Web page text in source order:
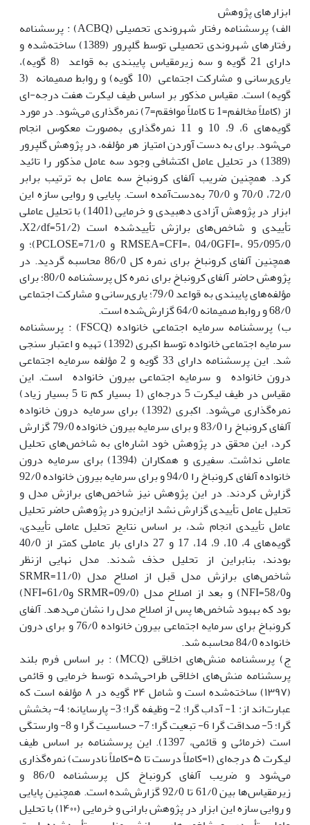
ابزارهای پژوهش
الف) پرسشنامه رفتار شهروندی تحصیلی (ACBQ) : پرسشنامه
رفتارهای شهروندی تحصیلی توسط گلپرور (1389) ساخته‌شده و
دارای 21 گویه و سه زیرمقیاس پایبندی به قواعد (8 گویه)،
یاری‌رسانی و مشارکت اجتماعی (10 گویه) و روابط صمیمانه (3
گویه) است. مقیاس مذکور بر اساس طیف لیکرت هفت درجه-ای
از (کاملاً مخالفم=1 تا کاملاً موافقم=7) نمره‌گذاری می‌شود. در مورد
گویه‌های 6، 9، 10 و 11 نمره‌گذاری به‌صورت معکوس انجام
می‌شود. برای به دست آوردن امتیاز هر مؤلفه، در پژوهش گلپرور
(1389) در تحلیل عامل اکتشافی وجود سه عامل مذکور را تائید
کرد. همچنین ضریب آلفای کرونباخ سه عامل به ترتیب برابر
72/0، 70/0 و 70/0 به‌دست‌آمده است. پایایی و روایی سازه این
ابزار در پژوهش آزادی دهبیدی و خرمایی (1401) با تحلیل عاملی
تأییدی و شاخص‌های برازش تأییدشده است (51/2‏‎X2/df=‎‏،
95/0‏GFI=‎،‎ 95/0‏CFI=‎، 04/0‏RMSEA=‎‏ و ‏‏71/0‏PCLOSE=‎‏)؛ و
همچنین آلفای کرونباخ برای نمره کل 86/0 محاسبه گردید. در
پژوهش حاضر آلفای کرونباخ برای نمره کل پرسشنامه 80/0؛ برای
مؤلفه‌های پایبندی به قواعد 79/0؛ یاری‌رسانی و مشارکت اجتماعی
68/0 و روابط صمیمانه 64/0 گزارش‌شده است.
ب) پرسشنامه سرمایه اجتماعی خانواده (FSCQ) : پرسشنامه
سرمایه اجتماعی خانواده توسط اکبری (1392) تهیه و اعتبار سنجی
شد. این پرسشنامه دارای 33 گویه و 2 مؤلفه سرمایه اجتماعی
درون خانواده و سرمایه اجتماعی بیرون خانواده است. این
مقیاس در طیف لیکرت 5 درجه‌ای (1 بسیار کم تا 5 بسیار زیاد)
نمره‌گذاری می‌شود. اکبری (1392) برای سرمایه درون خانواده
آلفای کرونباخ را 83/0 و برای سرمایه بیرون خانواده 79/0 گزارش
کرد، این محقق در پژوهش خود اشاره‌ای به شاخص‌های تحلیل
عاملی نداشت. سفیری و همکاران (1394) برای سرمایه درون
خانواده آلفای کرونباخ را 94/0 و برای سرمایه بیرون خانواده 92/0
گزارش کردند. در این پژوهش نیز شاخص‌های برازش مدل و
تحلیل عامل تأییدی گزارش نشد ازاین‌رو در پژوهش حاضر تحلیل
عامل تأییدی انجام شد، بر اساس نتایج تحلیل عاملی تأییدی،
گویه‌های 4، 10، 9، 14، 17 و 27 دارای بار عاملی کمتر از 40/0
بودند، بنابراین از تحلیل حذف شدند. مدل نهایی ازنظر
شاخص‌های برازش مدل قبل از اصلاح مدل (‏11/0=SRMR
و‏‏58/0=‏NFI‏) و بعد از اصلاح مدل (‏09/0=SRMR و‏61/0=‏NFI‏)
بود که بهبود شاخص‌ها پس از اصلاح مدل را نشان می‌دهد. آلفای
کرونباخ برای سرمایه اجتماعی بیرون خانواده 76/0 و برای درون
خانواده 84/0 محاسبه شد.
ج) پرسشنامه منش‌های اخلاقی (MCQ) : بر اساس فرم بلند
پرسشنامه منش‌های اخلاقی طراحی‌شده توسط خرمایی و قائمی
(۱۳۹۷) ساخته‌شده است و شامل ۲۴ گویه در ۸ مؤلفه است که
عبارت‌اند از: 1- آداب ‏گرا؛ 2- وظیفه گرا؛ 3- پارسایانه؛ 4- بخشش
گرا؛ ‎‏5- صداقت ‏گرا 6- ‏تبعیت گرا؛ 7- حساسیت گرا و 8- وارستگی
است (خرمائی و قائمی، 1397). این پرسشنامه بر اساس طیف
لیکرت ۵ درجه‌ای (۱=کاملاً درست تا ۵=کاملاً نادرست) نمره‌گذاری
می‌شود و ضریب آلفای کرونباخ کل پرسشنامه 86/0 و
زیرمقیاس‌ها بین 61/0 تا 92/0 گزارش‌شده است. همچنین پایایی
و روایی سازه این ابزار در پژوهش بارانی و خرمایی (۱۴۰۰) با تحلیل